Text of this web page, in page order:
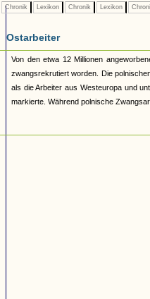
Chronik Lexikon Chronik Lexikon
Ostarbeiter
Von den etwa 12 Millionen
zwangsrekrutiert worden. Die
als die Arbeiter aus Westeuropa und
markierte. Während polnische